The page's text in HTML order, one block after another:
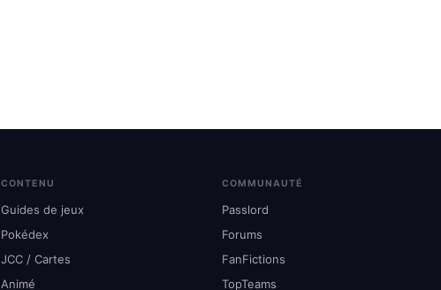
CONTENU
Guides de jeux
Pokédex
JCC / Cartes
Animé
COMMUNAUTÉ
Passlord
Forums
FanFictions
TopTeams